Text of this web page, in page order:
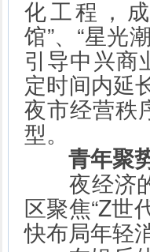
化工程，
馆”、“星光
引导中兴商
定时间内延
夜市经营秩
型。
青年聚
夜经济的
区聚焦“Z世
快布局年轻